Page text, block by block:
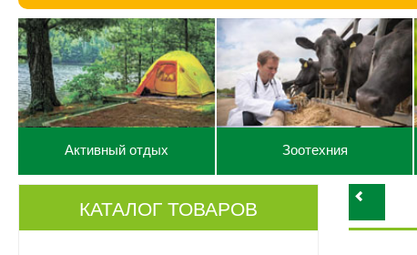
Активный отдых Зоотехния
КАТАЛОГ ТОВАРОВ